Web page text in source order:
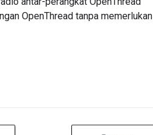
OpenThread tanpa memerlukan